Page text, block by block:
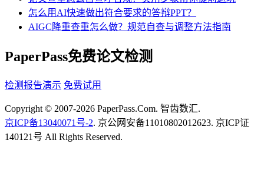
怎么用AI快速做出符合要求的答辩PPT？
AIGC降重查重怎么做？规范自查与调整方法指南
PaperPass免费论文检测
检测报告演示 免费试用
Copyright © 2007-2026 PaperPass.Com. 智齿数汇.
京ICP备13040071号-2. 京公网安备11010802012623. 京ICP证
140121号 All Rights Reserved.